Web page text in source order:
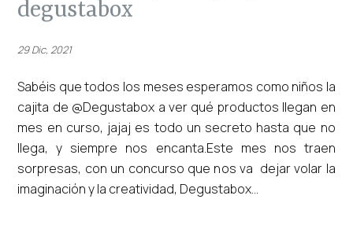
degustabox
29 Dic, 2021
Sabéis que todos los meses esperamos como niños la
cajita de @Degustabox a ver qué productos llegan en
mes en curso, jajaj es todo un secreto hasta que no
llega, y siempre nos encanta.Este mes nos traen
sorpresas, con un concurso que nos va dejar volar la
imaginación y la creatividad, Degustabox...